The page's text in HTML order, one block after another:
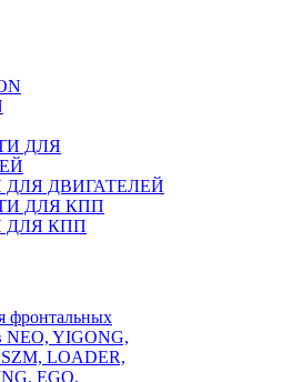
ДЛЯ ДВИГАТЕЛЕЙ
ДЛЯ КПП
фронтальных
NEO, YIGONG,
LOADER,
EGO,